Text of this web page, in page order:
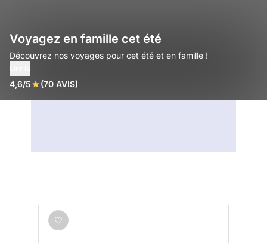
Voyagez en famille cet été
Découvrez nos voyages pour cet été et en famille !
4,6/5 (70 AVIS)